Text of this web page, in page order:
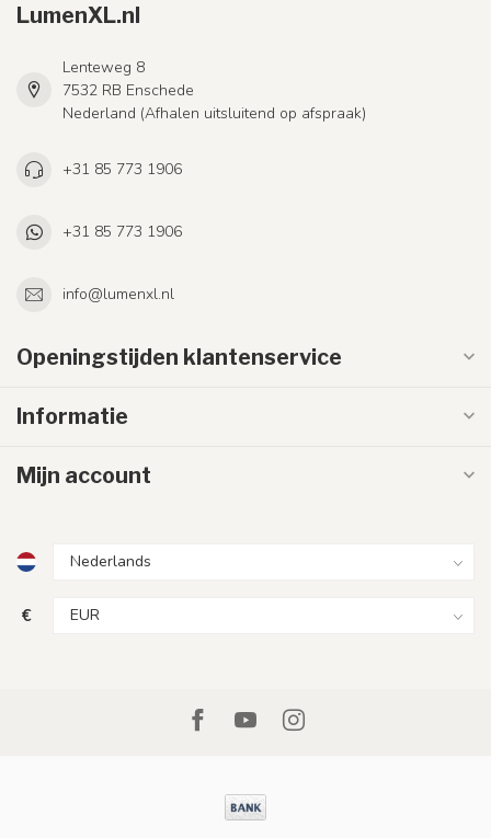
LumenXL.nl
Lenteweg 8
7532 RB Enschede
Nederland (Afhalen uitsluitend op afspraak)
+31 85 773 1906
+31 85 773 1906
info@lumenxl.nl
Openingstijden klantenservice
Informatie
Mijn account
€